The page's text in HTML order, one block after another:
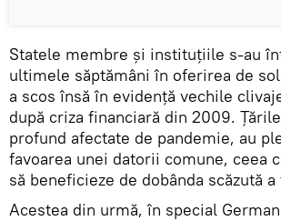
Statele membre şi instituţiile s-au
ultimele săptămâni în oferirea de
a scos însă în evidenţă vechile
după criza financiară din 2009.
profund afectate de pandemie, au
favoarea unei datorii comune, ceea
să beneficieze de dobânda scăzută
Acestea din urmă, în special